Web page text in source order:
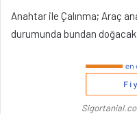
Anahtar ile Çalınma; Araç
durumunda bundan